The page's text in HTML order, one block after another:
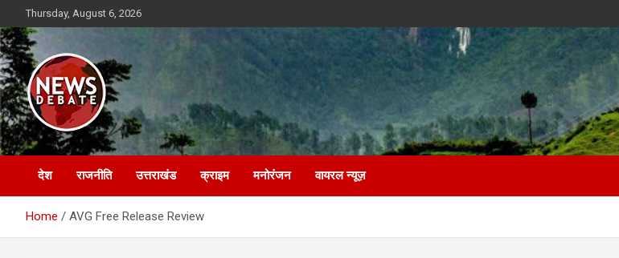
to
content
Thursday, August 6, 2026
News Debate
देश राजनीति उत्तराखंड क्राइम मनोरंजन वायरल न्यूज़
Home AVG Free Release Review